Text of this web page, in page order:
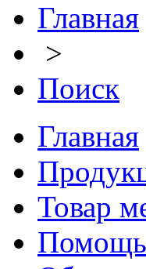
Главная
>
Поиск
Главная
Товар
Помощь